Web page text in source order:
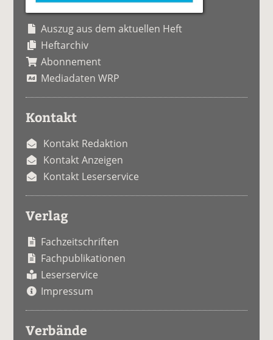
Auszug aus dem aktuellen Heft
Heftarchiv
Abonnement
Mediadaten WRP
Kontakt
Kontakt Redaktion
Kontakt Anzeigen
Kontakt Leserservice
Verlag
Fachzeitschriften
Fachpublikationen
Leserservice
Impressum
Verbände